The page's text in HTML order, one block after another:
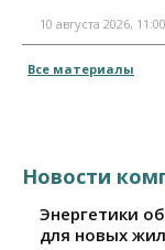
10 августа 2026, 11:00
Все материалы
Новости
Энергетики
для новых